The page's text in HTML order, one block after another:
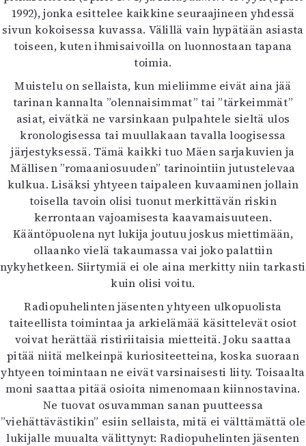
1992), jonka esittelee kaikkine seuraajineen yhdessä
sivun kokoisessa kuvassa. Välillä vain hypätään asiasta
toiseen, kuten ihmisaivoilla on luonnostaan tapana
toimia.
Muistelu on sellaista, kun mieliimme eivät aina jää
tarinan kannalta ”olennaisimmat” tai ”tärkeimmät”
asiat, eivätkä ne varsinkaan pulpahtele sieltä ulos
kronologisessa tai muullakaan tavalla loogisessa
järjestyksessä. Tämä kaikki tuo Mäen sarjakuvien ja
Mällisen ”romaaniosuuden” tarinointiin jutustelevaa
kulkua. Lisäksi yhtyeen taipaleen kuvaaminen jollain
toisella tavoin olisi tuonut merkittävän riskin
kerrontaan vajoamisesta kaavamaisuuteen.
Kääntöpuolena nyt lukija joutuu joskus miettimään,
ollaanko vielä takaumassa vai joko palattiin
nykyhetkeen. Siirtymiä ei ole aina merkitty niin tarkasti
kuin olisi voitu.
Radiopuhelinten jäsenten yhtyeen ulkopuolista
taiteellista toimintaa ja arkielämää käsittelevät osiot
voivat herättää ristiriitaisia mietteitä. Joku saattaa
pitää niitä melkeinpä kuriositeetteina, koska suoraan
yhtyeen toimintaan ne eivät varsinaisesti liity. Toisaalta
moni saattaa pitää osioita nimenomaan kiinnostavina.
Ne tuovat osuvamman sanan puutteessa
”viehättävästikin” esiin sellaista, mitä ei välttämättä ole
lukijalle muualta välittynyt: Radiopuhelinten jäsenten